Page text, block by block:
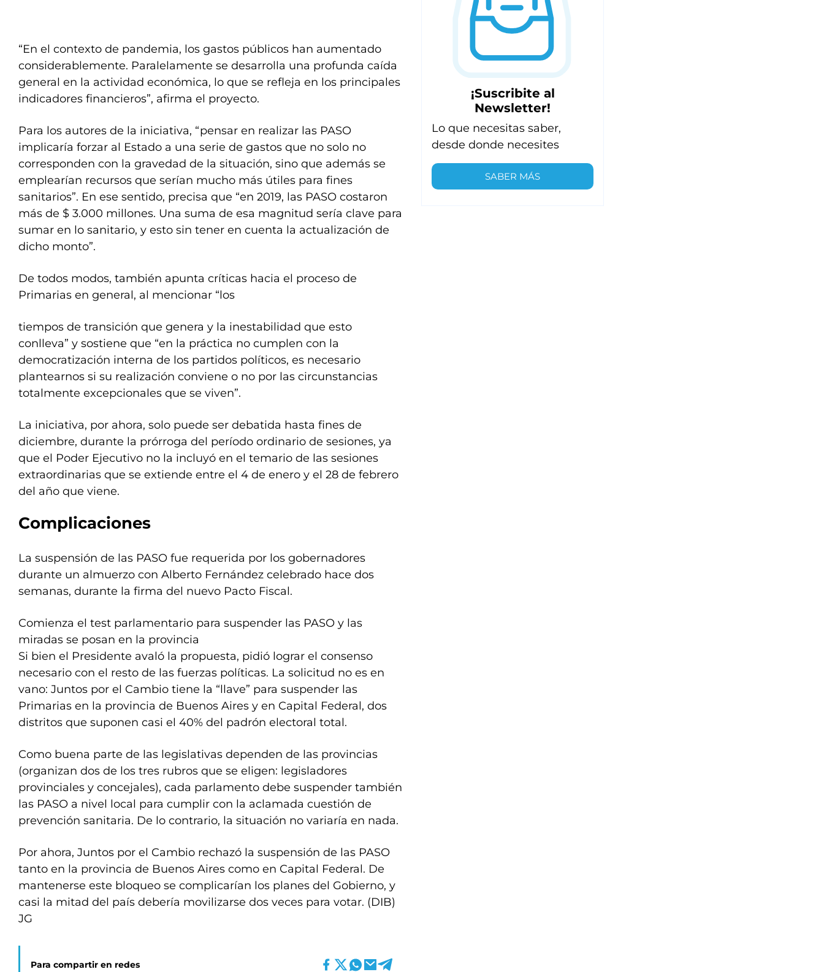
“En el contexto de pandemia, los gastos públicos han aumentado
considerablemente. Paralelamente se desarrolla una profunda caída
general en la actividad económica, lo que se refleja en los principales
indicadores financieros”, afirma el proyecto.
Para los autores de la iniciativa, “pensar en realizar las PASO
implicaría forzar al Estado a una serie de gastos que no solo no
corresponden con la gravedad de la situación, sino que además se
emplearían recursos que serían mucho más útiles para fines
sanitarios”. En ese sentido, precisa que “en 2019, las PASO costaron
más de $ 3.000 millones. Una suma de esa magnitud sería clave para
sumar en lo sanitario, y esto sin tener en cuenta la actualización de
dicho monto”.
De todos modos, también apunta críticas hacia el proceso de
Primarias en general, al mencionar “los
tiempos de transición que genera y la inestabilidad que esto
conlleva” y sostiene que “en la práctica no cumplen con la
democratización interna de los partidos políticos, es necesario
plantearnos si su realización conviene o no por las circunstancias
totalmente excepcionales que se viven”.
La iniciativa, por ahora, solo puede ser debatida hasta fines de
diciembre, durante la prórroga del período ordinario de sesiones, ya
que el Poder Ejecutivo no la incluyó en el temario de las sesiones
extraordinarias que se extiende entre el 4 de enero y el 28 de febrero
del año que viene.
Complicaciones
La suspensión de las PASO fue requerida por los gobernadores
durante un almuerzo con Alberto Fernández celebrado hace dos
semanas, durante la firma del nuevo Pacto Fiscal.
Comienza el test parlamentario para suspender las PASO y las
miradas se posan en la provincia
Si bien el Presidente avaló la propuesta, pidió lograr el consenso
necesario con el resto de las fuerzas políticas. La solicitud no es en
vano: Juntos por el Cambio tiene la “llave” para suspender las
Primarias en la provincia de Buenos Aires y en Capital Federal, dos
distritos que suponen casi el 40% del padrón electoral total.
Como buena parte de las legislativas dependen de las provincias
(organizan dos de los tres rubros que se eligen: legisladores
provinciales y concejales), cada parlamento debe suspender también
las PASO a nivel local para cumplir con la aclamada cuestión de
prevención sanitaria. De lo contrario, la situación no variaría en nada.
Por ahora, Juntos por el Cambio rechazó la suspensión de las PASO
tanto en la provincia de Buenos Aires como en Capital Federal. De
mantenerse este bloqueo se complicarían los planes del Gobierno, y
casi la mitad del país debería movilizarse dos veces para votar. (DIB)
JG
Para compartir en redes
¡Suscribite al
Newsletter!
Lo que necesitas saber,
desde donde necesites
SABER MÁS